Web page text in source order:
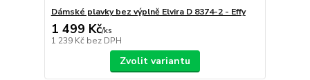
Dámské plavky bez výplně Elvira D 8374-2 - Effy
1 499 Kč/ks
1 239 Kč bez DPH
Zvolit variantu